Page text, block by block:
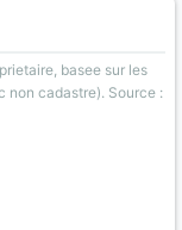
basee sur les
non cadastre). Source :